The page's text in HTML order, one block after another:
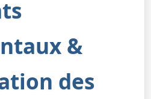
&
des